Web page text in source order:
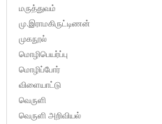
மருத்துவம்
மு.இராமகிருட்டிணன்
முகநூல்
மொழிபெயர்ப்பு
மொழிப்போர்
விளையாட்டு
வெருளி
வெருளி அறிவியல்